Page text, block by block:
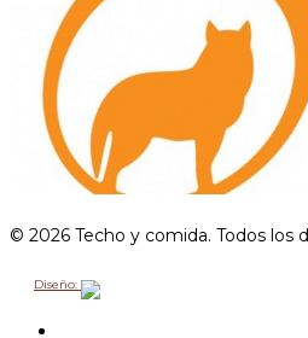
© 2026 Techo y comida. Todos los
Diseño: